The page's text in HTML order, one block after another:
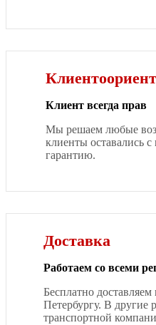
Клиент всегда прав
Мы решаем любые
клиенты оставались
гарантию.
Доставка
Работаем со всеми
Бесплатно
Петербургу. В другие
транспортной